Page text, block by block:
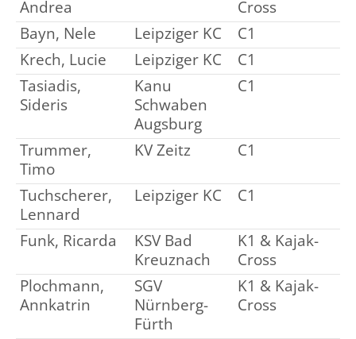
Andrea
Cross
Bayn, Nele
Leipziger KC
C1
Krech, Lucie
Leipziger KC
C1
Tasiadis,
Sideris
Kanu
Schwaben
Augsburg
C1
Trummer,
Timo
KV Zeitz C1
Tuchscherer,
Lennard
Leipziger KC C1
Funk, Ricarda
KSV Bad
Kreuznach
K1 & Kajak-
Cross
Plochmann,
Annkatrin
SGV
Nürnberg-
Fürth
K1 & Kajak-
Cross